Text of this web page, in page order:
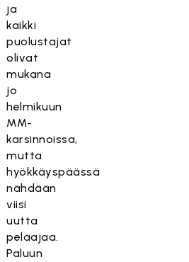
ja
kaikki
puolustajat
olivat
mukana
jo
helmikuun
MM-
karsinnoissa,
mutta
hyökkäyspäässä
nähdään
viisi
uutta
pelaajaa.
Paluun